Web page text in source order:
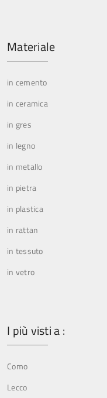
Materiale
in cemento
in ceramica
in gres
in legno
in metallo
in pietra
in plastica
in rattan
in tessuto
in vetro
I più visti a :
Como
Lecco